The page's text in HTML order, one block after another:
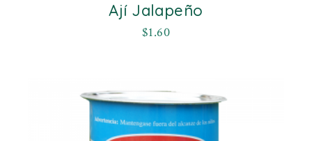
Ají Jalapeño
$1.60